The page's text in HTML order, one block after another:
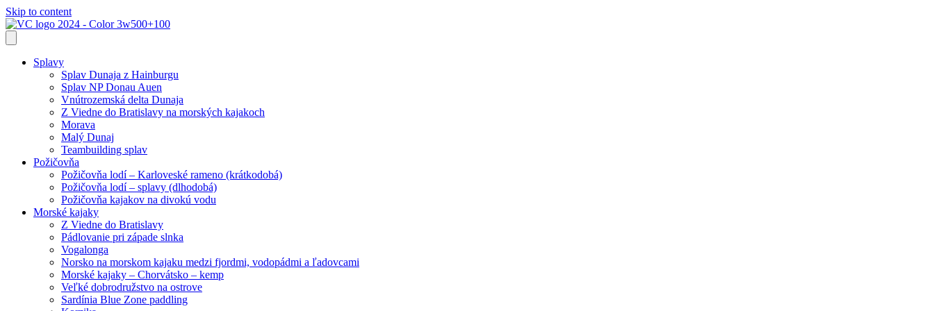
Skip to content
Splavy
Splav Dunaja z Hainburgu
Splav NP Donau Auen
Vnútrozemská delta Dunaja
Z Viedne do Bratislavy na morských kajakoch
Morava
Malý Dunaj
Teambuilding splav
Požičovňa
Požičovňa lodí – Karloveské rameno (krátkodobá)
Požičovňa lodí – splavy (dlhodobá)
Požičovňa kajakov na divokú vodu
Morské kajaky
Z Viedne do Bratislavy
Pádlovanie pri západe slnka
Vogalonga
Norsko na morskom kajaku medzi fjordmi, vodopádmi a ľadovcami
Morské kajaky – Chorvátsko – kemp
Veľké dobrodružstvo na ostrove
Sardínia Blue Zone paddling